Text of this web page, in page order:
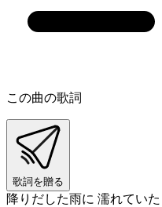
この曲の歌詞
歌詞を贈る
降りだした雨に 濡れてい